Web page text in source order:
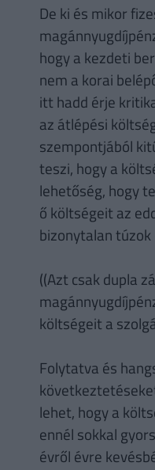
De ki és mikor
hogy a kezdeti
nem a korai
itt hadd érje
az átlépési
szempontjából
teszi, hogy a
lehetőség, hogy
ő költségeit az
bizonytalan túzok
((Azt csak dupla
költségeit a
Folytatva és
lehet, hogy a
ennél sokkal
évről évre